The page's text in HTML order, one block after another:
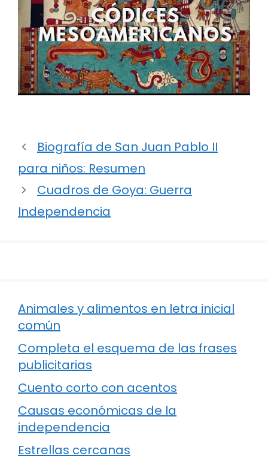
Biografía de San Juan Pablo II
para niños: Resumen
Cuadros de Goya: Guerra
Independencia
Animales y alimentos en letra inicial
común
Completa el esquema de las frases
publicitarias
Cuento corto con acentos
Causas económicas de la
independencia
Estrellas cercanas